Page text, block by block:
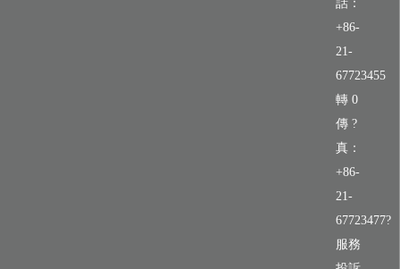
話：
+86-
21-
67723455
轉 0
傳 ?
真：
+86-
21-
67723477?
服務